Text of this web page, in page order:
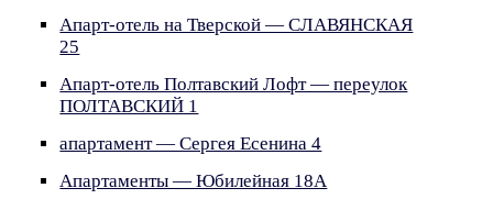
Апарт-отель на Тверской — СЛАВЯНСКАЯ
25
Апарт-отель Полтавский Лофт — переулок
ПОЛТАВСКИЙ 1
апартамент — Сергея Есенина 4
Апартаменты — Юбилейная 18А